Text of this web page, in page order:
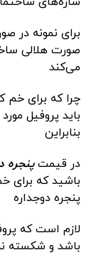
برای نمونه در
صورت هلالی
می‌کند
چرا که برای خم
باید پروفیل
بنابراین
در قیمتپنجره
باشید که برای
پنجره دوجداره
لازم است که
باشد و شکسته